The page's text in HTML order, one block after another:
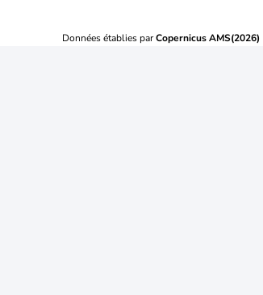
Données établies parCopernicus AMS(2026)